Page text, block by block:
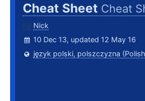
Cheat Sheet Cheat
Nick
10 Dec 13, updated 12 May 16
język polski, polszczyzna